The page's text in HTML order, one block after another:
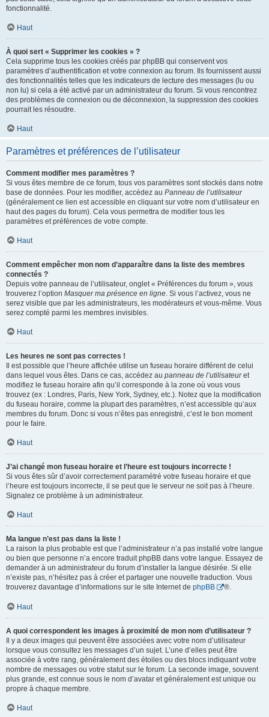
fonctionnalité.
Haut
À quoi sert « Supprimer les cookies » ?
Cela supprime tous les cookies créés par phpBB qui conservent vos
paramètres d’authentification et votre connexion au forum. Ils fournissent aussi
des fonctionnalités telles que les indicateurs de lecture des messages (lu ou
non lu) si cela a été activé par un administrateur du forum. Si vous rencontrez
des problèmes de connexion ou de déconnexion, la suppression des cookies
pourrait les résoudre.
Haut
Paramètres et préférences de l’utilisateur
Comment modifier mes paramètres ?
Si vous êtes membre de ce forum, tous vos paramètres sont stockés dans notre
base de données. Pour les modifier, accédez au Panneau de l’utilisateur
(généralement ce lien est accessible en cliquant sur votre nom d’utilisateur en
haut des pages du forum). Cela vous permettra de modifier tous les
paramètres et préférences de votre compte.
Haut
Comment empêcher mon nom d’apparaître dans la liste des membres
connectés ?
Depuis votre panneau de l’utilisateur, onglet « Préférences du forum », vous
trouverez l’option Masquer ma présence en ligne. Si vous l’activez, vous ne
serez visible que par les administrateurs, les modérateurs et vous-même. Vous
serez compté parmi les membres invisibles.
Haut
Les heures ne sont pas correctes !
Il est possible que l’heure affichée utilise un fuseau horaire différent de celui
dans lequel vous êtes. Dans ce cas, accédez au panneau de l’utilisateuret
modifiez le fuseau horaire afin qu’il corresponde à la zone où vous vous
trouvez (ex : Londres, Paris, New York, Sydney, etc.). Notez que la modification
du fuseau horaire, comme la plupart des paramètres, n’est accessible qu’aux
membres du forum. Donc si vous n’êtes pas enregistré, c’est le bon moment
pour le faire.
Haut
J’ai changé mon fuseau horaire et l’heure est toujours incorrecte !
Si vous êtes sûr d’avoir correctement paramétré votre fuseau horaire et que
l’heure est toujours incorrecte, il se peut que le serveur ne soit pas à l’heure.
Signalez ce problème à un administrateur.
Haut
Ma langue n’est pas dans la liste !
La raison la plus probable est que l’administrateur n’a pas installé votre langue
ou bien que personne n’a encore traduit phpBB dans votre langue. Essayez de
demander à un administrateur du forum d’installer la langue désirée. Si elle
n’existe pas, n’hésitez pas à créer et partager une nouvelle traduction. Vous
trouverez davantage d’informations sur le site Internet de phpBB ®.
Haut
A quoi correspondent les images à proximité de mon nom d’utilisateur ?
Il y a deux images qui peuvent être associées avec votre nom d’utilisateur
lorsque vous consultez les messages d’un sujet. L’une d’elles peut être
associée à votre rang, généralement des étoiles ou des blocs indiquant votre
nombre de messages ou votre statut sur le forum. La seconde image, souvent
plus grande, est connue sous le nom d’avatar et généralement est unique ou
propre à chaque membre.
Haut